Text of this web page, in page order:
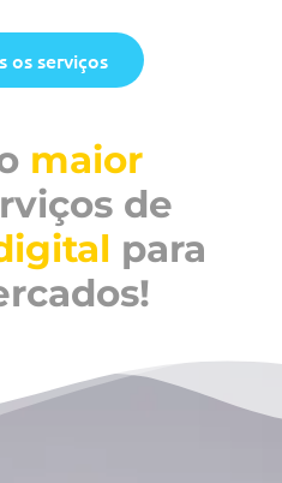
os serviços
maior
de
para